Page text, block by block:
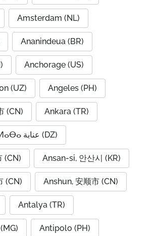
Amsterdam (NL)
Ananindeua (BR)
Anchorage (US)
(UZ) Angeles (PH)
(CN) Ankara (TR)
Annaba, ⵄⴻⵍⵍⴰⴱⴰ عنابة (DZ)
(CN) Ansan-si, 안산시 (KR)
(CN) Anshun, 安顺市 (CN)
Antalya (TR)
Antipolo (PH)